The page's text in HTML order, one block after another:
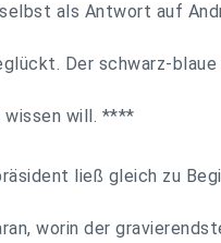
als Antwort auf
Der schwarz-blaue
wissen will. ****
ließ gleich zu
worin der